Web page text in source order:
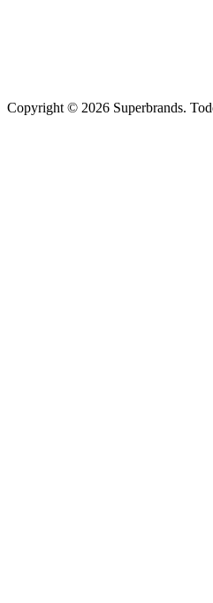
Copyright © 2026 Superbrands.